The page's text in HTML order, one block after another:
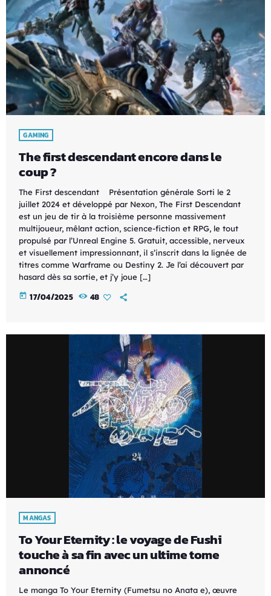
GAMING
The first descendant encore dans le
coup ?
The First descendant Présentation générale Sorti le 2
juillet 2024 et développé par Nexon, The First Descendant
est un jeu de tir à la troisième personne massivement
multijoueur, mêlant action, science-fiction et RPG, le tout
propulsé par l’Unreal Engine 5. Gratuit, accessible, nerveux
et visuellement impressionnant, il s’inscrit dans la lignée de
titres comme Warframe ou Destiny 2. Je l’ai découvert par
hasard dès sa sortie, et j’y joue […]
today 17/04/2025 48
MANGAS
To Your Eternity : le voyage de Fushi
touche à sa fin avec un ultime tome
annoncé
Le manga To Your Eternity (Fumetsu no Anata e), œuvre